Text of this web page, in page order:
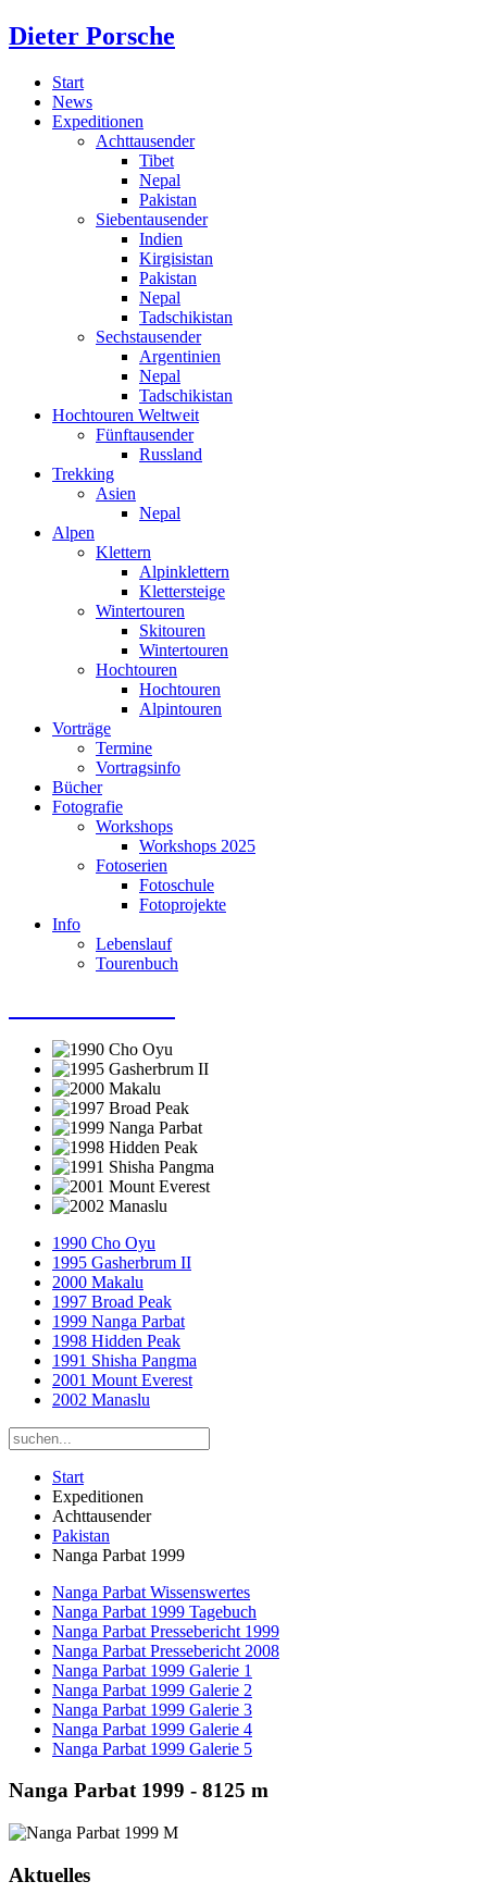
Dieter Porsche
Start
News
Expeditionen
Achttausender
Tibet
Nepal
Pakistan
Siebentausender
Indien
Kirgisistan
Pakistan
Nepal
Tadschikistan
Sechstausender
Argentinien
Nepal
Tadschikistan
Hochtouren Weltweit
Fünftausender
Russland
Trekking
Asien
Nepal
Alpen
Klettern
Alpinklettern
Klettersteige
Wintertouren
Skitouren
Wintertouren
Hochtouren
Hochtouren
Alpintouren
Vorträge
Termine
Vortragsinfo
Bücher
Fotografie
Workshops
Workshops 2025
Fotoserien
Fotoschule
Fotoprojekte
Info
Lebenslauf
Tourenbuch
1990 Cho Oyu
1995 Gasherbrum II
2000 Makalu
1997 Broad Peak
1999 Nanga Parbat
1998 Hidden Peak
1991 Shisha Pangma
2001 Mount Everest
2002 Manaslu
Start
Expeditionen
Achttausender
Pakistan
Nanga Parbat 1999
Nanga Parbat Wissenswertes
Nanga Parbat 1999 Tagebuch
Nanga Parbat Pressebericht 1999
Nanga Parbat Pressebericht 2008
Nanga Parbat 1999 Galerie 1
Nanga Parbat 1999 Galerie 2
Nanga Parbat 1999 Galerie 3
Nanga Parbat 1999 Galerie 4
Nanga Parbat 1999 Galerie 5
Nanga Parbat 1999 - 8125 m
Aktuelles